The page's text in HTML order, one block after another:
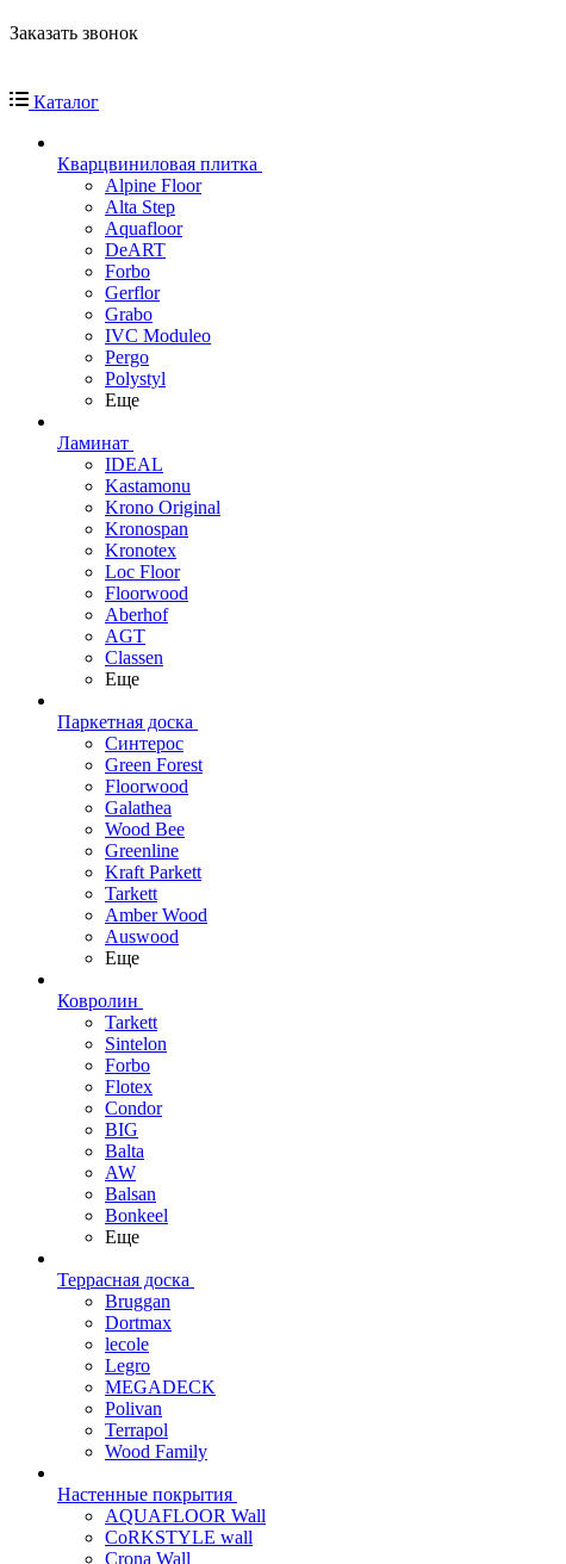
Заказать звонок
Каталог
Кварцвиниловая плитка
Alpine Floor
Alta Step
Aquafloor
DeART
Forbo
Gerflor
Grabo
IVC Moduleo
Pergo
Polystyl
Еще
Ламинат
IDEAL
Kastamonu
Krono Original
Kronospan
Kronotex
Loc Floor
Floorwood
Aberhof
AGT
Classen
Еще
Паркетная доска
Синтерос
Green Forest
Floorwood
Galathea
Wood Bee
Greenline
Kraft Parkett
Tarkett
Amber Wood
Auswood
Еще
Ковролин
Tarkett
Sintelon
Forbo
Flotex
Condor
BIG
Balta
AW
Balsan
Bonkeel
Еще
Террасная доска
Bruggan
Dortmax
lecole
Legro
MEGADECK
Polivan
Terrapol
Wood Family
Настенные покрытия
AQUAFLOOR Wall
CoRKSTYLE wall
Crona Wall